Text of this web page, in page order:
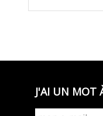
J'AI UN MOT